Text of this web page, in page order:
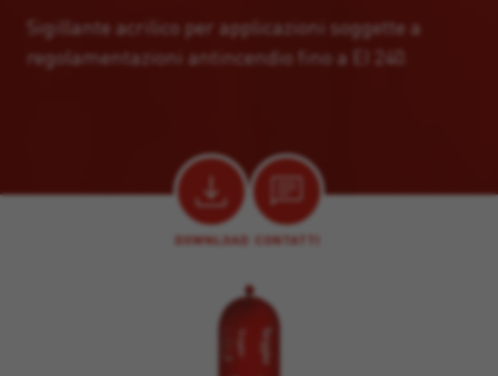
Sigillante acrilico per applicazioni soggette a
regolamentazioni antincendio fino a EI 240.
DOWNLOAD CONTATTI